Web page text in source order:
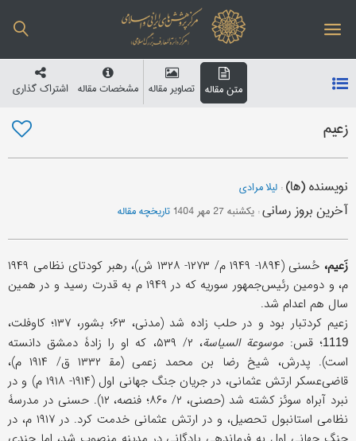
متن مقاله تصاویر مقاله مشخصات مقاله اشتراک گذاری
زعیم
نویسنده (ها): لیلا مرادی
آخرین بروز رسانی: یکشنبه 27 مهر 1404 تاریخچه مقاله
زَعیم،
حُسنی (۱۸۹۴- ۱۹۴۹ م/ ۱۲۷۳- ۱۳۲۸ ش)، رهبر کودتای نظامی ۱۹۴۹
م، و دومین رئیس‌جمهور سوریه که در ۱۹۴۹ م به قدرت رسید و در همین
سال هم اعدام شد.
زعیم کردتبار بود و در حلب زاده شد (مدنی، ۶۳؛ بشور، ۱۳۷؛ کاوفلت،
1119؛ قس:موسوعة السیاسة
، ۲/ ۵۳۹، که او را زادۀ دمشق دانسته
است). پدرش، شیخ رضا بن محمد زعمی (مق‍ ۱۳۳۲ ق/ ۱۹۱۴ م)،
قاضی‌عسکر ارتش عثمانی، در جریان جنگ جهانی اول (۱۹۱۴- ۱۹۱۸ م) و در
نبرد آبراه سوئز کشته شد (حصنی، ۲/ ۸۶۰؛ فنصه، ۱۲). حسنی در مدرسۀ
نظامی استانبول تحصیل، و در ارتش عثمانی خدمت کرد. در ۱۹۱۷ م، در